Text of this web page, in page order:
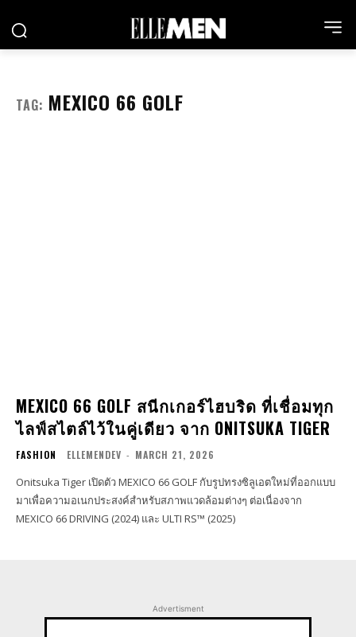
TAG: MEXICO 66 GOLF
MEXICO 66 GOLF สนีกเกอร์ไฮบริด ที่เชื่อมทุก
ไลฟ์สไตล์ไว้ในคู่เดียว จาก ONITSUKA TIGER
FASHION ELLEMENDEV - MARCH 21, 2026
Onitsuka Tiger เปิดตัว MEXICO 66 GOLF กับรูปทรงซิลูเอตใหม่ที่ออกแบบ
มาเพื่อความอเนกประสงค์สำหรับสภาพแวดล้อมต่างๆ ต่อเนื่องจาก
MEXICO 66 DRIVING (2024) และ ULTI RS™ (2025)
Advertisment